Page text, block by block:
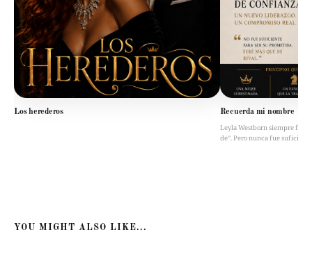
Los herederos Recuerda mi nombre
Leyla Westborn siempre fue
de”. Pero nunca fue
YOU MIGHT ALSO LIKE...